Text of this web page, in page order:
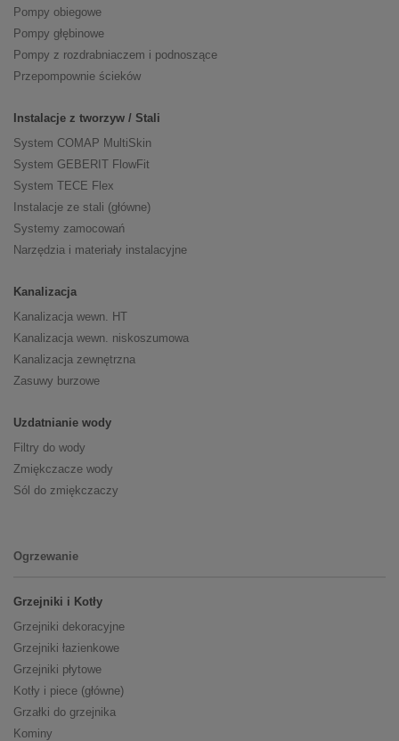
Pompy obiegowe
Pompy głębinowe
Pompy z rozdrabniaczem i podnoszące
Przepompownie ścieków
Instalacje z tworzyw / Stali
System COMAP MultiSkin
System GEBERIT FlowFit
System TECE Flex
Instalacje ze stali (główne)
Systemy zamocowań
Narzędzia i materiały instalacyjne
Kanalizacja
Kanalizacja wewn. HT
Kanalizacja wewn. niskoszumowa
Kanalizacja zewnętrzna
Zasuwy burzowe
Uzdatnianie wody
Filtry do wody
Zmiękczacze wody
Sól do zmiękczaczy
Ogrzewanie
Grzejniki i Kotły
Grzejniki dekoracyjne
Grzejniki łazienkowe
Grzejniki płytowe
Kotły i piece (główne)
Grzałki do grzejnika
Kominy